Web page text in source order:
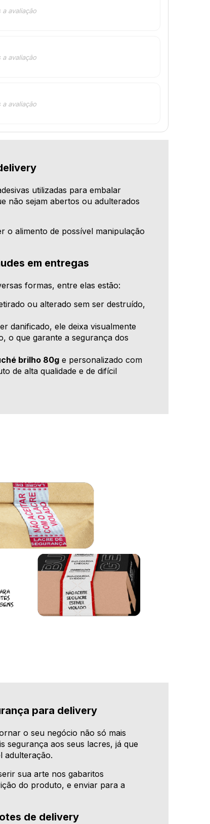
avaliação
avaliação
avaliação
utilizadas para embalar
não sejam abertos ou adulterados
o alimento de possível manipulação
em entregas
formas, entre elas estão:
ou alterado sem ser destruído,
danificado, ele deixa visualmente
o que garante a segurança dos
brilho 80g e personalizado com
de alta qualidade e de difícil
para delivery
o seu negócio não só mais
segurança aos seus lacres, já que
adulteração.
sua arte nos gabaritos
do produto, e enviar para a
de delivery